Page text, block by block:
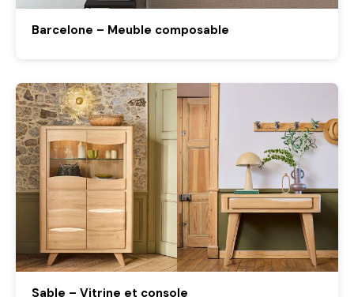
Barcelone – Meuble composable
Sable – Vitrine et console